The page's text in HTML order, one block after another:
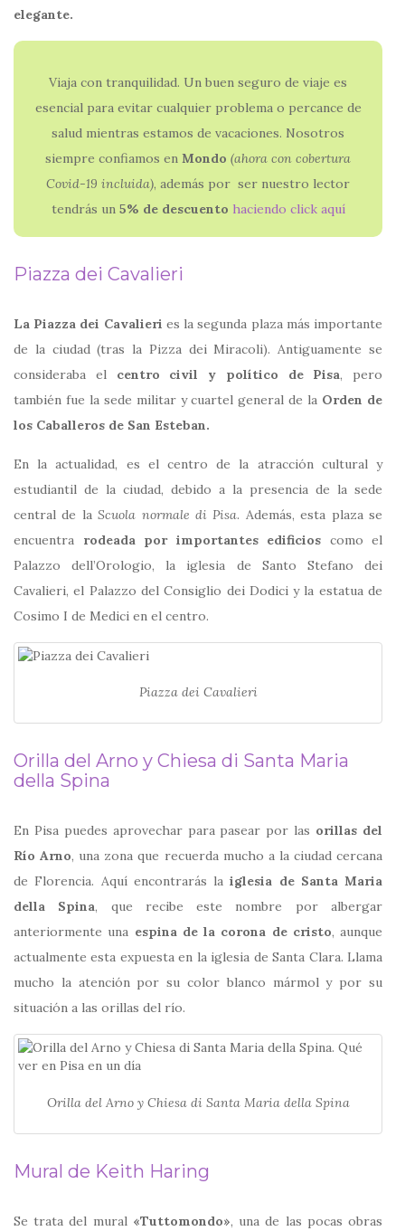
elegante.
Viaja con tranquilidad. Un buen seguro de viaje es
esencial para evitar cualquier problema o percance de
salud mientras estamos de vacaciones. Nosotros
siempre confiamos en Mondo (ahora con cobertura
Covid-19 incluida), además por ser nuestro lector
tendrás un 5% de descuento haciendo click aquí
Piazza dei Cavalieri
La Piazza dei Cavalieri es la segunda plaza más importante
de la ciudad (tras la Pizza dei Miracoli). Antiguamente se
consideraba el centro civil y político de Pisa, pero
también fue la sede militar y cuartel general de la Orden de
los Caballeros de San Esteban.
En la actualidad, es el centro de la atracción cultural y
estudiantil de la ciudad, debido a la presencia de la sede
central de laScuola normale di Pisa. Además, esta plaza se
encuentra rodeada por importantes edificios como el
Palazzo dell’Orologio, la iglesia de Santo Stefano dei
Cavalieri, el Palazzo del Consiglio dei Dodici y la estatua de
Cosimo I de Medici en el centro.
Piazza dei Cavalieri
Orilla del Arno y Chiesa di Santa Maria
della Spina
En Pisa puedes aprovechar para pasear por las orillas del
Río Arno, una zona que recuerda mucho a la ciudad cercana
de Florencia. Aquí encontrarás laiglesia de Santa Maria
della Spina, que recibe este nombre por albergar
anteriormente una espina de la corona de cristo, aunque
actualmente esta expuesta en la iglesia de Santa Clara. Llama
mucho la atención por su color blanco mármol y por su
situación a las orillas del río.
Orilla del Arno y Chiesa di Santa Maria della Spina
Mural de Keith Haring
Se trata del mural «Tuttomondo», una de las pocas obras